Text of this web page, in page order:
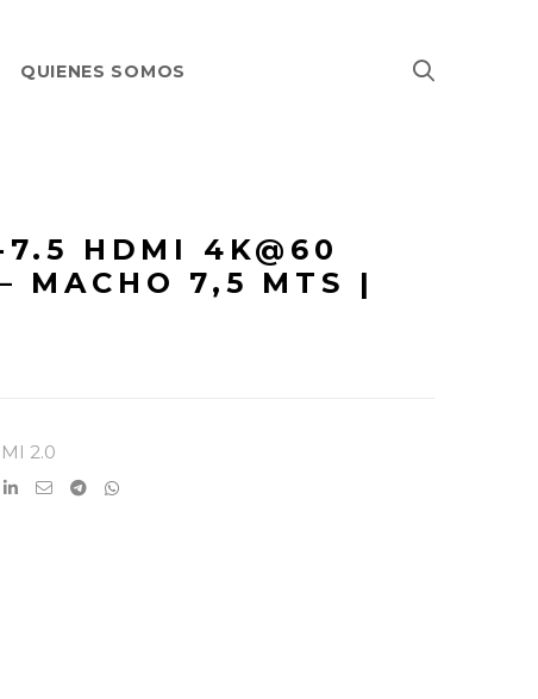
QUIENES SOMOS
HDMI 4K@60
MACHO 7,5 MTS |
2.0